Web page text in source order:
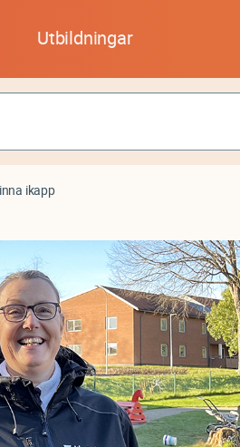
Utbildningar
ikapp